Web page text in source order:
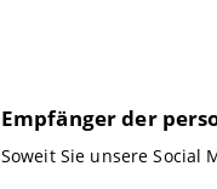
Empfänger der
Soweit Sie unsere Social